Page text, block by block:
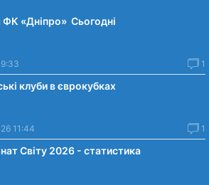
ФК «Дніпро» Сьогодні
1
клуби в єврокубках
11:44 1
Світу 2026 - статистика